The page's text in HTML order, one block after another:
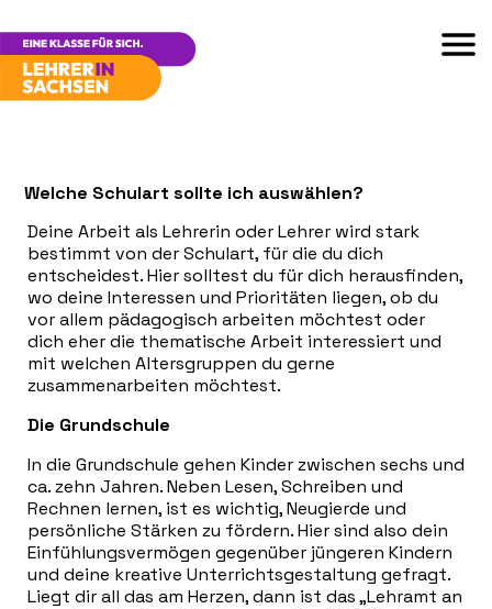
Welche Schulart sollte ich auswählen?
Deine Arbeit als Lehrerin oder Lehrer wird stark
bestimmt von der Schulart, für die du dich
entscheidest. Hier solltest du für dich herausfinden,
wo deine Interessen und Prioritäten liegen, ob du
vor allem pädagogisch arbeiten möchtest oder
dich eher die thematische Arbeit interessiert und
mit welchen Altersgruppen du gerne
zusammenarbeiten möchtest.
Die Grundschule
In die Grundschule gehen Kinder zwischen sechs und
ca. zehn Jahren. Neben Lesen, Schreiben und
Rechnen lernen, ist es wichtig, Neugierde und
persönliche Stärken zu fördern. Hier sind also dein
Einfühlungsvermögen gegenüber jüngeren Kindern
und deine kreative Unterrichtsgestaltung gefragt.
Liegt dir all das am Herzen, dann ist das „Lehramt an